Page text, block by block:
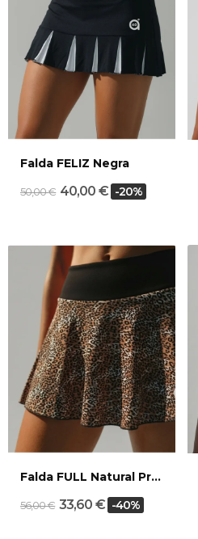
Falda FELIZ Negra
50,00 € 40,00 € -20%
Falda FULL Natural Print
56,00 € 33,60 € -40%